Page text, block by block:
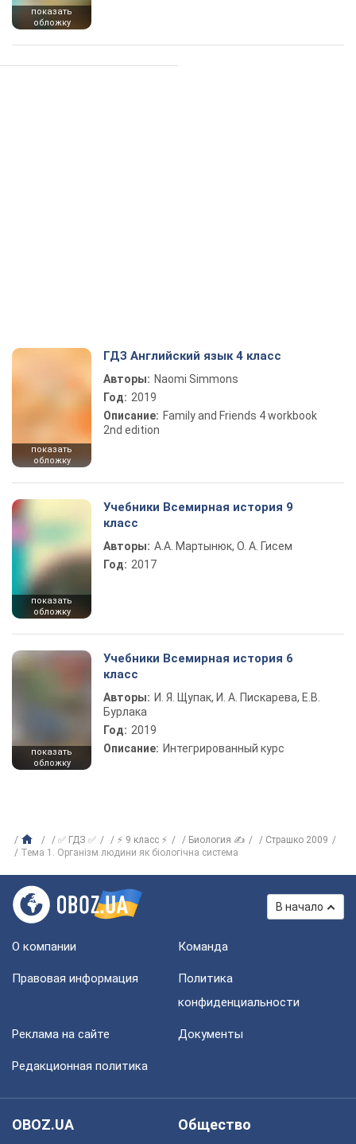
показать
обложку
показать
обложку
ГДЗ Английский язык 4 класс
Авторы: Naomi Simmons
Год: 2019
Описание: Family and Friends 4 workbook
2nd edition
показать
обложку
Учебники Всемирная история 9
класс
Авторы: А.А. Мартынюк, О. А. Гисем
Год: 2017
показать
обложку
Учебники Всемирная история 6
класс
Авторы: И. Я. Щупак, И. А. Пискарева, Е.В.
Бурлака
Год: 2019
Описание: Интегрированный курс
✅ ГДЗ ✅ ⚡ 9 класс ⚡ Биология ✍
Страшко 2009
Тема 1. Організм людини як біологічна система
В начало
О компании Команда
Правовая информация
Политика
конфиденциальности
Реклама на сайте Документы
Редакционная политика
OBOZ.UA
Общество